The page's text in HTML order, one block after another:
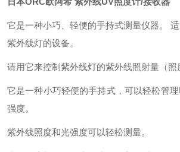
它是一种小巧、轻便的手持式测量仪器。
紫外线灯的设备。
请用它来控制紫外线灯的紫外线照射量（照
它是一种小巧轻便的手持式，可以轻松管
强度。
紫外线照度和光强度可以轻松测量。